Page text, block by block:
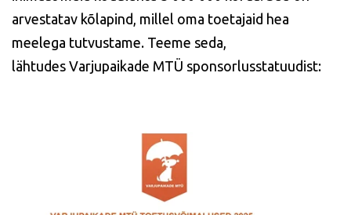
arvestatav kõlapind, millel oma toetajaid hea
meelega tutvustame. Teeme seda,
lähtudes Varjupaikade MTÜ sponsorlusstatuudist: